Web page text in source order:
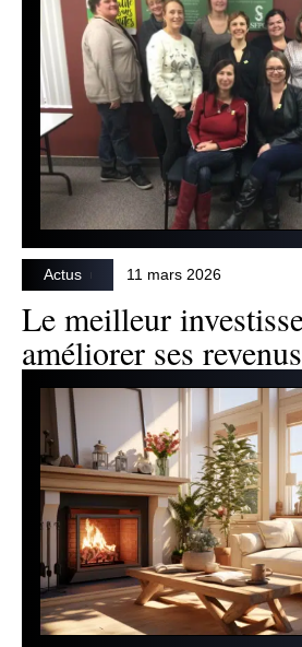
Actus 11 mars 2026
Le meilleur
améliorer ses revenus